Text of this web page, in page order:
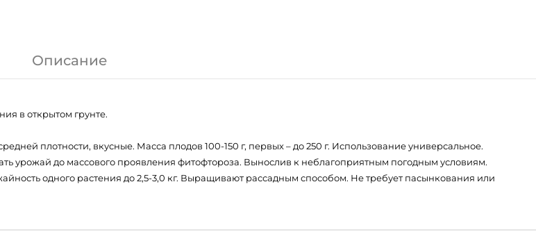
Описание
в открытом грунте.
плотности, вкусные. Масса плодов 100-150 г, первых – до 250 г. Использование универсальное.
урожай до массового проявления фитофтороза. Вынослив к неблагоприятным погодным условиям.
одного растения до 2,5-3,0 кг. Выращивают рассадным способом. Не требует пасынкования или